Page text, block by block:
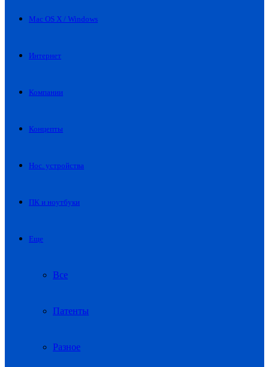
Mac OS X / Windows
Интернет
Компании
Концепты
Нос. устройства
ПК и ноутбуки
Еще
Все
Патенты
Разное